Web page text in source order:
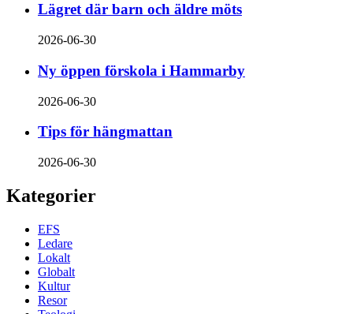
Lägret där barn och äldre möts
2026-06-30
Ny öppen förskola i Hammarby
2026-06-30
Tips för hängmattan
2026-06-30
Kategorier
EFS
Ledare
Lokalt
Globalt
Kultur
Resor